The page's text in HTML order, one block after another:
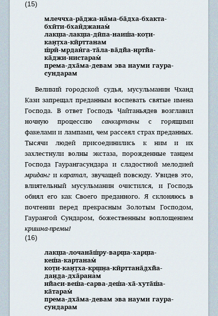
(15)
млеччха-ра̄джа-на̄ма-ба̄дха-бхакта-
бхӣти-бхан̃джанам̇
лакш̣а-лакш̣а-дӣпа-наиш́а-кот̣и-
кан̣т̣ха-кӣрттанам
ш́рӣ-мр̣дан̇га-та̄ла-ва̄дйа-нр̣тйа-
ка̄джи-нистарам̇
према-дха̄ма-девам эва науми гаура-
сундарам
Великий городской судья, мусульманин Чханд
Кази запрещал преданным воспевать святые имена
Господа. В ответ Господь Чайтаньядев возглавил
ночную процессию санкиртаныс горящими
факелами и лампами, чем рассеял страх преданных.
Тысячи людей присоединились к ним и их
захлестнули волны экстаза, порожденные танцем
Господа Гаурангасундара и сладостной мелодией
мриданг икаратал, звучащей повсюду. Увидев это,
влиятельный мусульманин очистился, и Господь
обнял его как Своего преданного. Я склоняюсь в
почтении перед прекрасным Золотым Господом,
Гаурангой Сундаром, божественным воплощением
кришна-премы!
(16)
лакш̣а-лочана̄ш́ру-варш̣а-харш̣а-
кеш́а-картанам̇
кот̣и-кан̣т̣ха-кр̣ш̣н̣а-кӣрттана̄д̣хйа-
дан̣д̣а-дха̄ранам
нйаси-веш́а-сарва-деш́а-ха̄-хута̄ш́а-
ка̄тарам̇
према-дха̄ма-девам эва науми гаура-
сундарам